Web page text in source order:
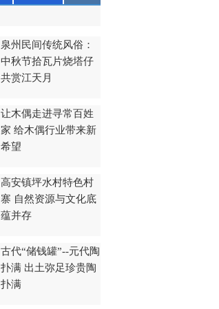
泉州民间传统风俗：
中秋节拾瓦片烧塔仔
共赏江天月
让木偶走进寻常百姓
家 给木偶行业带来新
希望
高安镇坪水村特色村
寨 自然资源与文化底
蕴并存
古代“储钱罐”--元代陶
扑满 出土弥足珍贵陶
扑满